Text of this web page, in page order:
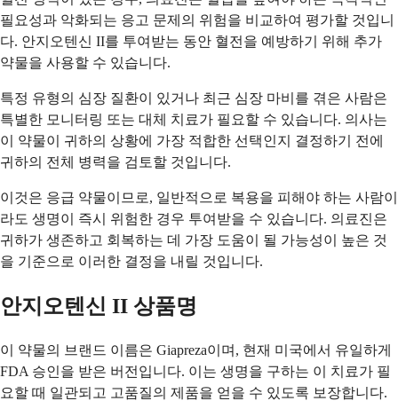
필요성과 악화되는 응고 문제의 위험을 비교하여 평가할 것입니
다. 안지오텐신 II를 투여받는 동안 혈전을 예방하기 위해 추가
약물을 사용할 수 있습니다.
특정 유형의 심장 질환이 있거나 최근 심장 마비를 겪은 사람은
특별한 모니터링 또는 대체 치료가 필요할 수 있습니다. 의사는
이 약물이 귀하의 상황에 가장 적합한 선택인지 결정하기 전에
귀하의 전체 병력을 검토할 것입니다.
이것은 응급 약물이므로, 일반적으로 복용을 피해야 하는 사람이
라도 생명이 즉시 위험한 경우 투여받을 수 있습니다. 의료진은
귀하가 생존하고 회복하는 데 가장 도움이 될 가능성이 높은 것
을 기준으로 이러한 결정을 내릴 것입니다.
안지오텐신 II 상품명
이 약물의 브랜드 이름은 Giapreza이며, 현재 미국에서 유일하게
FDA 승인을 받은 버전입니다. 이는 생명을 구하는 이 치료가 필
요할 때 일관되고 고품질의 제품을 얻을 수 있도록 보장합니다.